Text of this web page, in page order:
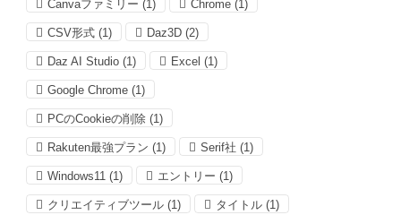
Canvaファミリー (1) Chrome (1)
CSV形式 (1) Daz3D (2)
Daz AI Studio (1) Excel (1)
Google Chrome (1)
PCのCookieの削除 (1)
Rakuten最強プラン (1) Serif社 (1)
Windows11 (1) エントリー (1)
クリエイティブツール (1) タイトル (1)